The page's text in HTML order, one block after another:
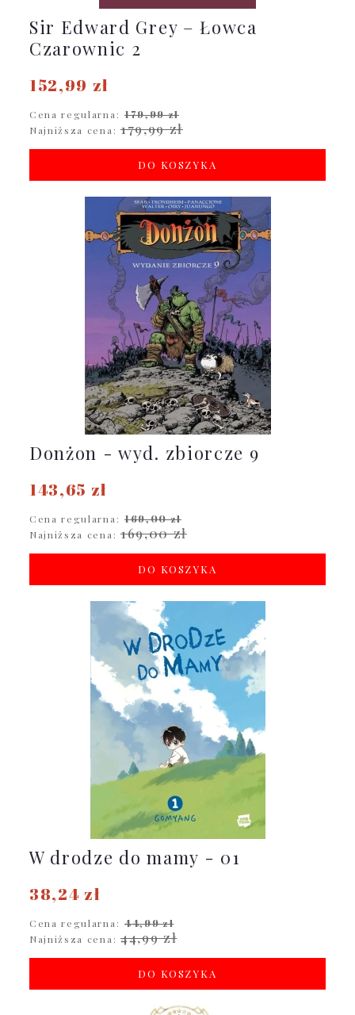
Sir Edward Grey – Łowca
Czarownic 2
152,99 zł
Cena regularna: 179,99 zł
Najniższa cena: 179,99 zł
DO KOSZYKA
Donżon - wyd. zbiorcze 9
143,65 zł
Cena regularna: 169,00 zł
Najniższa cena: 169,00 zł
DO KOSZYKA
W drodze do mamy - 01
38,24 zł
Cena regularna: 44,99 zł
Najniższa cena: 44,99 zł
DO KOSZYKA